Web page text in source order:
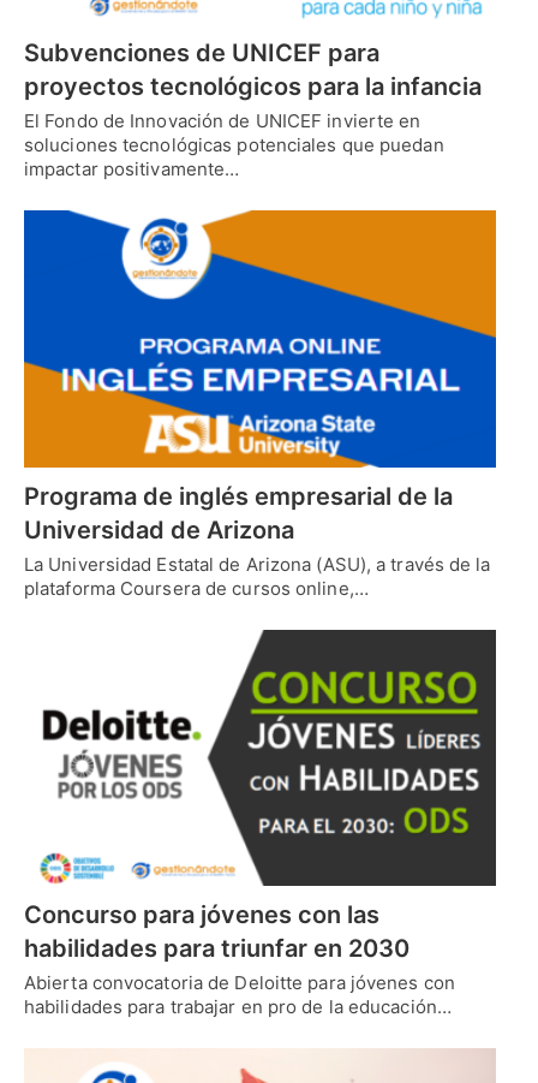
Subvenciones de UNICEF para
proyectos tecnológicos para la infancia
El Fondo de Innovación de UNICEF invierte en
soluciones tecnológicas potenciales que puedan
impactar positivamente…
Programa de inglés empresarial de la
Universidad de Arizona
La Universidad Estatal de Arizona (ASU), a través de la
plataforma Coursera de cursos online,…
Concurso para jóvenes con las
habilidades para triunfar en 2030
Abierta convocatoria de Deloitte para jóvenes con
habilidades para trabajar en pro de la educación…